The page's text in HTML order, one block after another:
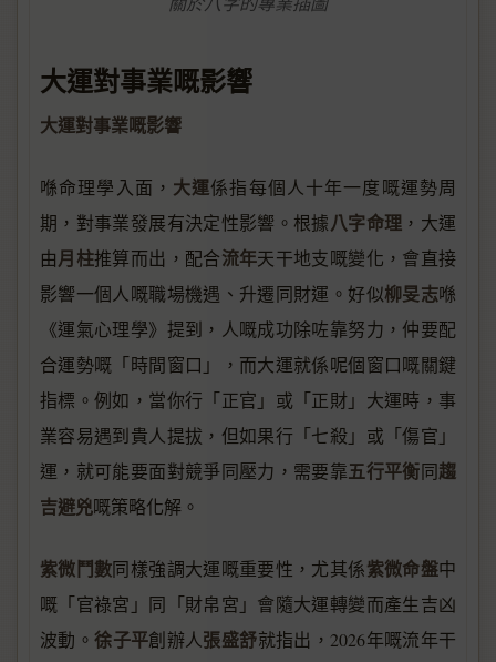
大運對事業嘅影響
大運對事業嘅影響
喺命理學入面， 大運係指每個人十年一度嘅運勢周
期，對事業發展有決定性影響。根據八字命理 ，大運
由月柱推算而出，配合流年天干地支嘅變化，會直接
影響一個人嘅職場機遇、升遷同財運。好似柳旻志喺
《運氣心理學》提到，人嘅成功除咗靠努力，仲要配
合運勢嘅「時間窗口」，而大運就係呢個窗口嘅關鍵
指標。例如，當你行「正官」或「正財」大運時，事
業容易遇到貴人提拔，但如果行「七殺」或「傷官」
運，就可能要面對競爭同壓力，需要靠五行平衡同趨
吉避兇嘅策略化解。
紫微鬥數同樣強調大運嘅重要性，尤其係紫微命盤中
嘅「官祿宮」同「財帛宮」會隨大運轉變而產生吉凶
波動。徐子平創辦人張盛舒就指出，2026年嘅流年干